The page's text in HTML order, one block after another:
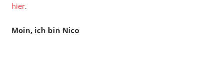
hier.
Moin, ich bin Nico